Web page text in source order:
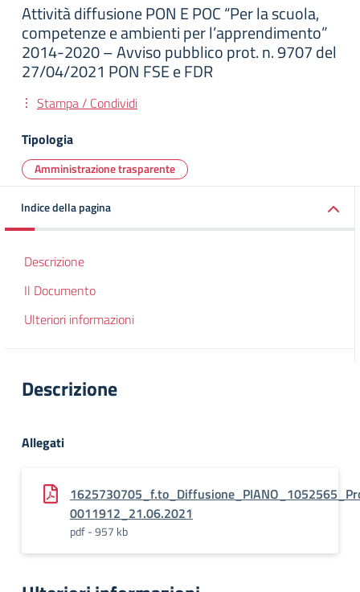
Attività diffusione PON E POC “Per la scuola,
competenze e ambienti per l’apprendimento”
2014-2020 – Avviso pubblico prot. n. 9707 del
27/04/2021 PON FSE e FDR
Stampa / Condividi
Tipologia
Amministrazione trasparente
Indice della pagina
Descrizione
Il Documento
Ulteriori informazioni
Descrizione
Allegati
0011912_21.06.2021
pdf - 957 kb